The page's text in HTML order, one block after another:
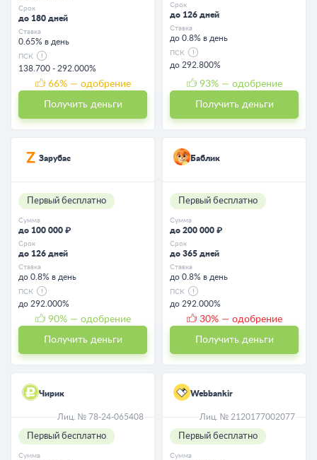
Срок
до 180 дней
Ставка
0.65% в день
ПСК
138.700 - 292.000%
66% — одобрение
Получить деньги
Срок
до 126 дней
Ставка
до 0.8% в день
ПСК
до 292.800%
93% — одобрение
Получить деньги
Зарубас
Первый бесплатно
Сумма
до 100 000 ₽
Срок
до 126 дней
Ставка
до 0.8% в день
ПСК
до 292.000%
90% — одобрение
Получить деньги
Баблик
Первый бесплатно
Сумма
до 200 000 ₽
Срок
до 365 дней
Ставка
до 0.8% в день
ПСК
до 292.000%
30% — одобрение
Получить деньги
Чирик
Лиц. № 78-24-065408
Первый бесплатно
Сумма
Webbankir
Лиц. № 2120177002077
Первый бесплатно
Сумма